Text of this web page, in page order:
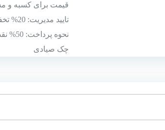
قیمت برای کسبه و
تایید مدیریت: 20% تخفیف از اجاره محل
چک صیادی